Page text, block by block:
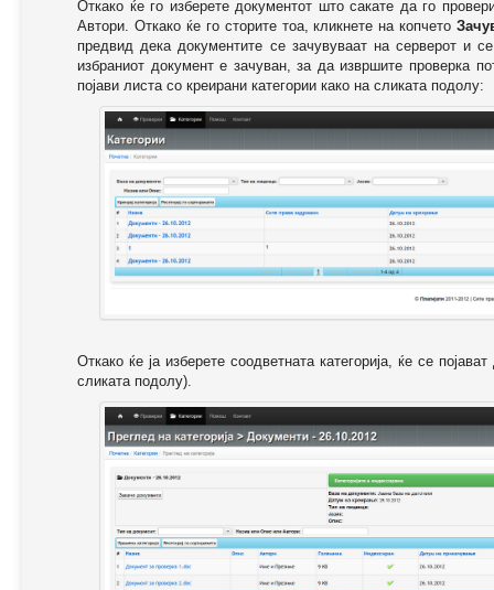
Откако ќе го изберете документот што сакате да го
Автори. Откако ќе го сторите тоа, кликнете на копчето
предвид дека документите се зачувуваат на серверот и
избраниот документ е зачуван, за да извршите проверка
појави листа со креирани категории како на сликата подолу:
Откако ќе ја изберете соодветната категорија, ќе се
сликата подолу).